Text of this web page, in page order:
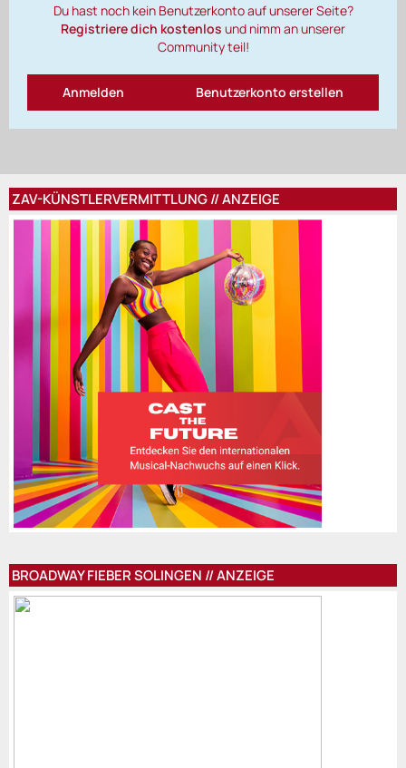
Du hast noch kein Benutzerkonto auf unserer Seite?
Registriere dich kostenlos und nimm an unserer
Community teil!
Benutzerkonto erstellen
Anmelden
ZAV-KÜNSTLERVERMITTLUNG // ANZEIGE
BROADWAY FIEBER SOLINGEN // ANZEIGE